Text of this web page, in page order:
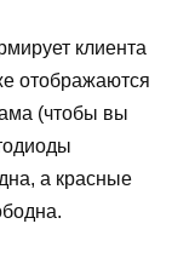
клиента
отображаются
(чтобы вы
а красные